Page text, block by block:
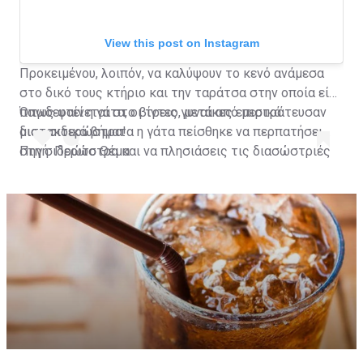
View this post on Instagram
A post shared by Habertürk TV (@haberturktv)
Προκειμένου, λοιπόν, να καλύψουν το κενό ανάμεσα
στο δικό τους κτήριο και την ταράτσα στην οποία είχε
παγιδευτεί η γάτα, οι τρεις γυναίκες επιστράτευσαν
μια... σιδερώστρα!
Όπως φαίνεται στο βίντεο, μετά από μερικά
διστακτικά βήματα η γάτα πείσθηκε να περπατήσει
στη σιδερώστρα και να πλησιάσεις τις διασώστριές
Πηγή: Πρώτο Θέμα